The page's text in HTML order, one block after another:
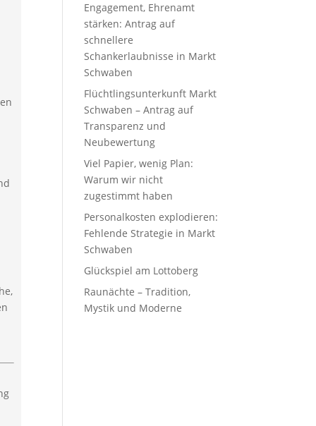
Engagement, Ehrenamt
stärken: Antrag auf
schnellere
Schankerlaubnisse in Markt
Schwaben
Flüchtlingsunterkunft Markt
Schwaben – Antrag auf
Transparenz und
Neubewertung
Viel Papier, wenig Plan:
Warum wir nicht
zugestimmt haben
Personalkosten explodieren:
Fehlende Strategie in Markt
Schwaben
Glückspiel am Lottoberg
Raunächte – Tradition,
Mystik und Moderne